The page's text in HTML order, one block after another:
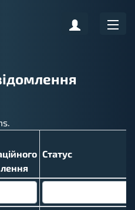
Статус